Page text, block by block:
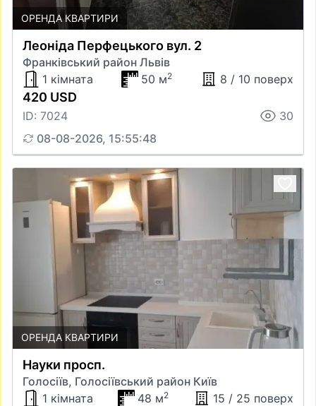
ОРЕНДА КВАРТИРИ
Леоніда Перфецького вул. 2
Франківський район Львів
1 кімната
50 м2 8 / 10 поверх
420 USD
ID: 7024
30
08-08-2026, 15:55:48
ОРЕНДА КВАРТИРИ
Науки просп.
Голосіїв, Голосіївський район Київ
1 кімната
48 м2 15 / 25 поверх